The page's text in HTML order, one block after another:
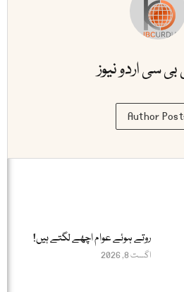
بی سی اردو نیوز
Author
روتے ہوئے عوام اچھے لگتے ہیں!
اگست 8, 2026